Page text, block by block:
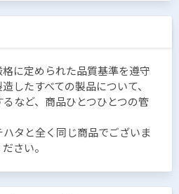
に定められた品質基準を遵守
したすべての製品について、
など、商品ひとつひとつの管
タと全く同じ商品でございま
さい。